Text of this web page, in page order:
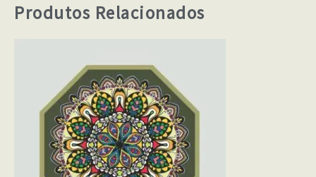
Produtos Relacionados